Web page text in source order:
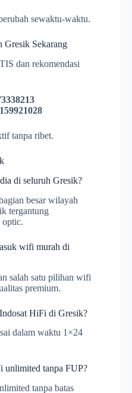
sewaktu-waktu.
Gresik Sekarang
dan rekomendasi
tanpa ribet.
di seluruh Gresik?
besar wilayah
tergantung
optic.
wifi murah di
salah satu pilihan wifi
premium.
HiFi di Gresik?
dalam waktu 1×24
unlimited tanpa FUP?
tanpa batas